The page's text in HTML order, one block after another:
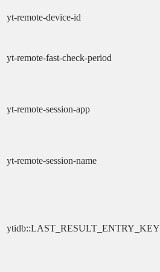
yt-remote-device-id
yt-remote-fast-check-period
yt-remote-session-app
yt-remote-session-name
ytidb::LAST_RESULT_ENTRY_KEY